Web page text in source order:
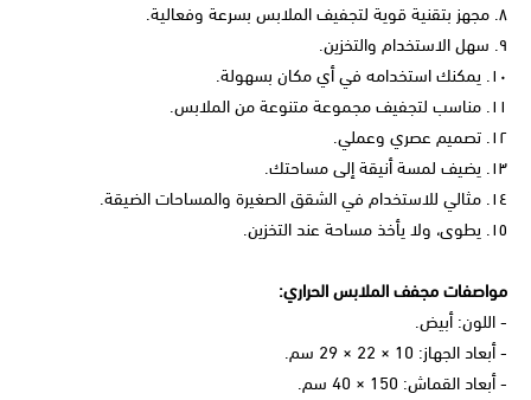
٨. مجهز بتقنية قوية لتجفيف الملابس بسرعة وفعالية.
٩. سهل الاستخدام والتخزين.
١٠. يمكنك استخدامه في أي مكان بسهولة.
١١. مناسب لتجفيف مجموعة متنوعة من الملابس.
١٢. تصميم عصري وعملي.
١٣. يضيف لمسة أنيقة إلى مساحتك.
١٤. مثالي للاستخدام في الشقق الصغيرة والمساحات الضيقة.
١٥. يطوى، ولا يأخذ مساحة عند التخزين.
مواصفات مجفف الملابس الحراري:
- اللون: أبيض.
- أبعاد الجهاز: 10 × 22 × 29 سم.
- أبعاد القماش: 150 × 40 سم.